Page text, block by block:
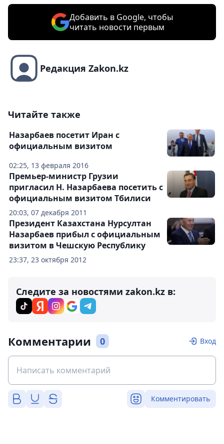
Добавить в Google, чтобы
читать новости первым
Редакция Zakon.kz
Читайте также
02:25, 13 февраля 2016
Назарбаев посетит Иран с
официальным визитом
20:03, 07 декабря 2011
Премьер-министр Грузии
пригласил Н. Назарбаева посетить с
официальным визитом Тбилиси
23:37, 23 октября 2012
Президент Казахстана Нурсултан
Назарбаев прибыл с официальным
визитом в Чешскую Республику
Следите за новостями zakon.kz в:
Комментарии 0 Вход
Комментировать